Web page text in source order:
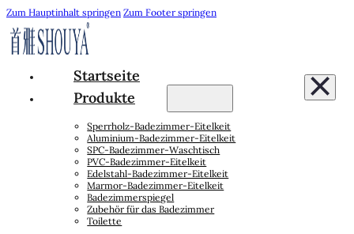
Zum Hauptinhalt springen Zum Footer springen
Startseite
Produkte
Sperrholz-Badezimmer-Eitelkeit
Aluminium-Badezimmer-Eitelkeit
SPC-Badezimmer-Waschtisch
PVC-Badezimmer-Eitelkeit
Edelstahl-Badezimmer-Eitelkeit
Marmor-Badezimmer-Eitelkeit
Badezimmerspiegel
Zubehör für das Badezimmer
Toilette